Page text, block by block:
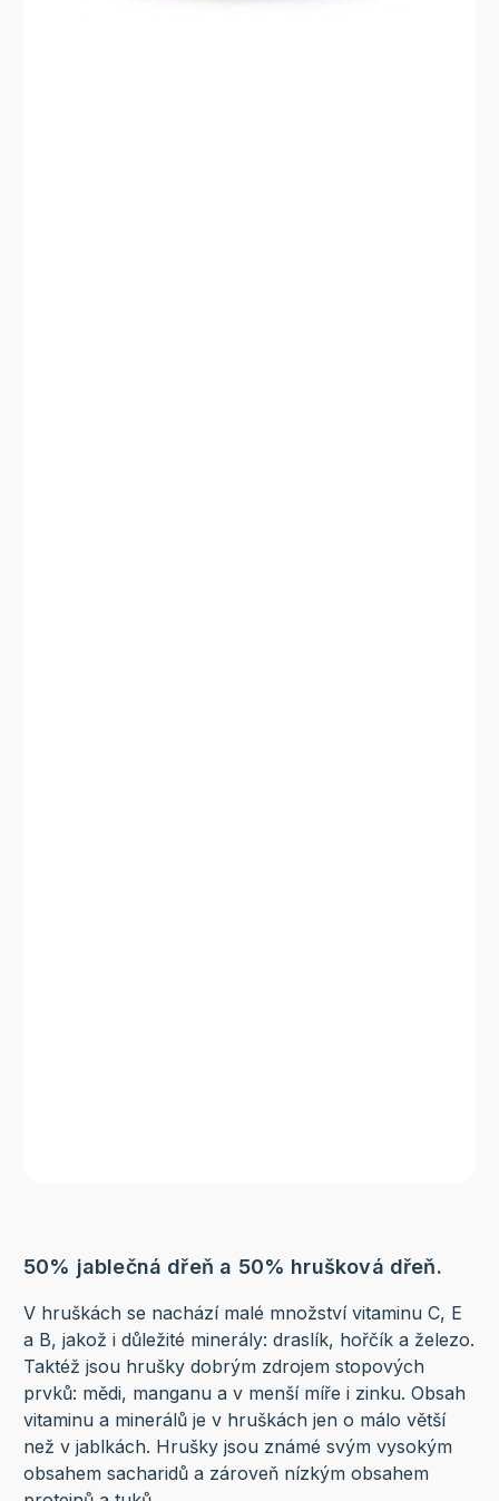
50% jablečná dřeň a 50% hrušková dřeň.
V hruškách se nachází malé množství vitaminu C, E
a B, jakož i důležité minerály: draslík, hořčík a železo.
Taktéž jsou hrušky dobrým zdrojem stopových
prvků: mědi, manganu a v menší míře i zinku. Obsah
vitaminu a minerálů je v hruškách jen o málo větší
než v jablkách. Hrušky jsou známé svým vysokým
obsahem sacharidů a zároveň nízkým obsahem